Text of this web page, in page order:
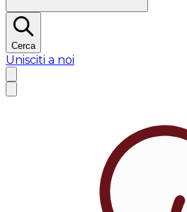
Cerca
Unisciti a noi